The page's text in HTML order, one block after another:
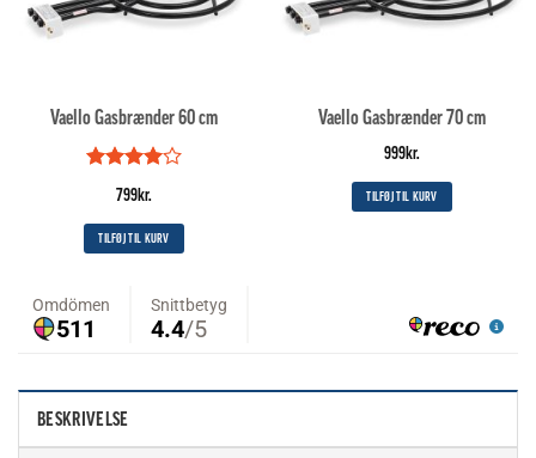
Vaello Gasbrænder 60 cm
Vurderet
ud af
5
799kr.
TILFØJ TIL KURV
Vaello Gasbrænder 70 cm
999kr.
TILFØJ TIL KURV
BESKRIVELSE